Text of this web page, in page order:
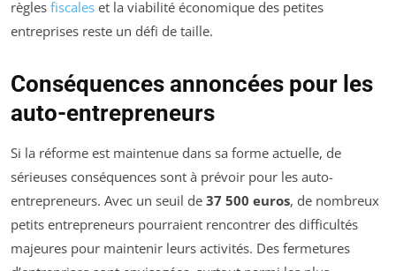
règles fiscales et la viabilité économique des petites
entreprises reste un défi de taille.
Conséquences annoncées pour les
auto-entrepreneurs
Si la réforme est maintenue dans sa forme actuelle, de
sérieuses conséquences sont à prévoir pour les auto-
entrepreneurs. Avec un seuil de 37 500 euros, de nombreux
petits entrepreneurs pourraient rencontrer des difficultés
majeures pour maintenir leurs activités. Des fermetures